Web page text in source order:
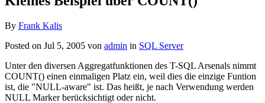
By Frank Kalis
Posted on Jul 5, 2005 von admin in SQL Server
Unter den diversen Aggregatfunktionen des T-SQL Arsenals nimmt
COUNT() einen einmaligen Platz ein, weil dies die einzige Funtion
ist, die "NULL-aware" ist. Das heißt, je nach Verwendung werden
NULL Marker berücksichtigt oder nicht.